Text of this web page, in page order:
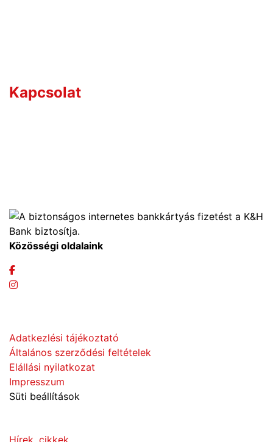
Kapcsolat
Közösségi oldalaink
Adatkezlési tájékoztató
Általános szerződési feltételek
Elállási nyilatkozat
Impresszum
Süti beállítások